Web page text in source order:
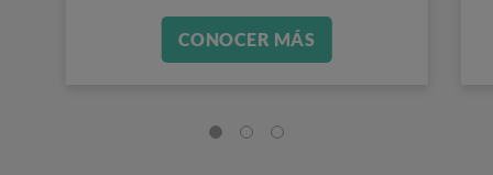
CONOCER MÁS